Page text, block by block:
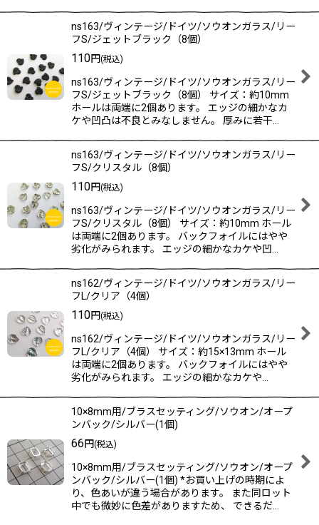
ns163/ヴィンテージ/ドイツ/ソウオンガラス/リー
フS/ジェットブラック（8個）
110円(税込)
ns163/ヴィンテージ/ドイツ/ソウオンガラス/リー
フS/ジェットブラック（8個） サイズ：約10mm
ホールは両端に2個あります。 エッジの細かなカ
ケや凹凸は不良とみなしません。 厚みに若干…
ns163/ヴィンテージ/ドイツ/ソウオンガラス/リー
フS/クリスタル（8個）
110円(税込)
ns163/ヴィンテージ/ドイツ/ソウオンガラス/リー
フS/クリスタル（8個） サイズ：約10mm ホール
は両端に2個あります。 バックフォイルにはやや
劣化がみられます。 エッジの細かなカケや凹…
ns162/ヴィンテージ/ドイツ/ソウオンガラス/リー
フL/クリア（4個）
110円(税込)
ns162/ヴィンテージ/ドイツ/ソウオンガラス/リー
フL/クリア（4個） サイズ：約15×13mm ホール
は両端に2個あります。 バックフォイルにはやや
劣化がみられます。 エッジの細かなカケや…
10×8mm用/ブラスセッティング/ソウオン/オープ
ンバック/シルバー(1個)
66円(税込)
10×8mm用/ブラスセッティング/ソウオン/オープ
ンバック/シルバー(1個) *お買い上げの時期によ
り、色あいが違う場合があります。 また同ロット
中でも微妙に色差がありますため、 できるだ…